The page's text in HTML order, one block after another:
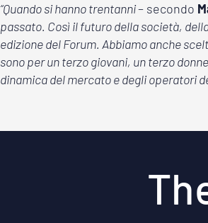
“Quando si hanno trentanni– secondo
passato. Così il futuro della società,
edizione del Forum. Abbiamo anche
sono per un terzo giovani, un terzo
dinamica del mercato e degli operatori